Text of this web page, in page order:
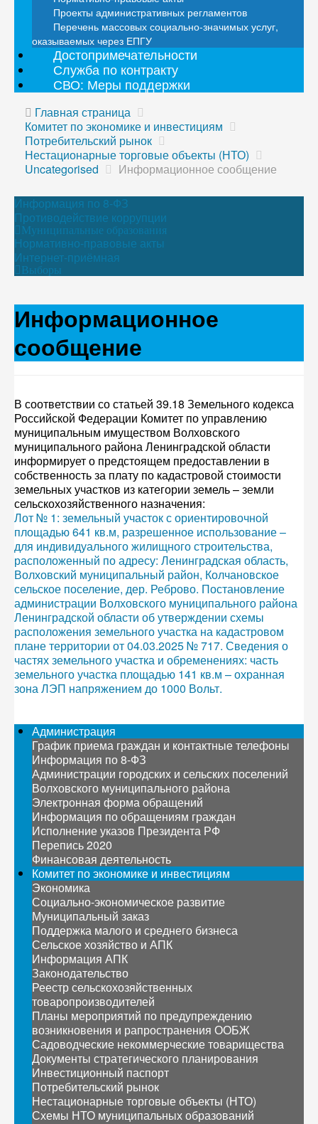
Проекты административных регламентов
Перечень массовых социально-значимых услуг,
оказываемых через ЕПГУ
Достопримечательности
Служба по контракту
СВО: Меры поддержки
Главная страница
Комитет по экономике и инвестициям
Потребительский рынок
Нестационарные торговые объекты (НТО)
Uncategorised
Информационное сообщение
Информация по 8-ФЗ
Противодействие коррупции
Муниципальные образования
Нормативно-правовые акты
Интернет-приёмная
Выборы
Информационное
сообщение
В соответствии со статьей 39.18 Земельного кодекса
Российской Федерации Комитет по управлению
муниципальным имуществом Волховского
муниципального района Ленинградской области
информирует о предстоящем предоставлении в
собственность за плату по кадастровой стоимости
земельных участков из категории земель – земли
сельскохозяйственного назначения:
Лот № 1: земельный участок с ориентировочной
площадью 641 кв.м, разрешенное использование –
для индивидуального жилищного строительства,
расположенный по адресу: Ленинградская область,
Волховский муниципальный район, Колчановское
сельское поселение, дер. Реброво. Постановление
администрации Волховского муниципального района
Ленинградской области об утверждении схемы
расположения земельного участка на кадастровом
плане территории от 04.03.2025 № 717. Сведения о
частях земельного участка и обременениях: часть
земельного участка площадью 141 кв.м – охранная
зона ЛЭП напряжением до 1000 Вольт.
Администрация
График приема граждан и контактные телефоны
Информация по 8-ФЗ
Администрации городских и сельских поселений
Волховского муниципального района
Электронная форма обращений
Информация по обращениям граждан
Исполнение указов Президента РФ
Перепись 2020
Финансовая деятельность
Комитет по экономике и инвестициям
Экономика
Социально-экономическое развитие
Муниципальный заказ
Поддержка малого и среднего бизнеса
Сельское хозяйство и АПК
Информация АПК
Законодательство
Реестр сельскохозяйственных
товаропроизводителей
Планы мероприятий по предупреждению
возникновения и рапространения ООБЖ
Садоводческие некоммерческие товарищества
Документы стратегического планирования
Инвестиционный паспорт
Потребительский рынок
Нестационарные торговые объекты (НТО)
Схемы НТО муниципальных образований